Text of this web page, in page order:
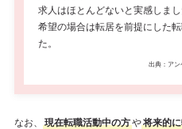
求人はほとんどないと実感しま
希望の場合は転居を前提にした
た。
出典：アン
なお、 現在転職活動中の方や将来的